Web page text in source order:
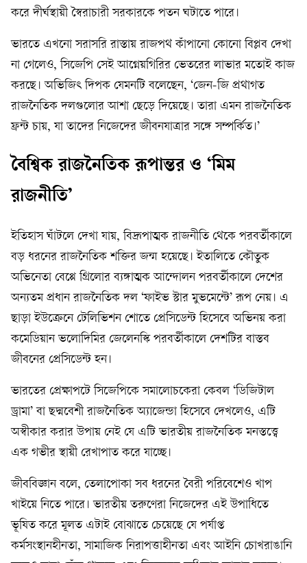
করে দীর্ঘস্থায়ী স্বৈরাচারী সরকারকে পতন ঘটাতে পারে।
ভারতে এখনো সরাসরি রাস্তায় রাজপথ কাঁপানো কোনো বিপ্লব দেখা
না গেলেও, সিজেপি সেই আগ্নেয়গিরির ভেতরের লাভার মতোই কাজ
করছে। অভিজিৎ দিপক যেমনটি বলেছেন, ‘জেন-জি প্রথাগত
রাজনৈতিক দলগুলোর আশা ছেড়ে দিয়েছে। তারা এমন রাজনৈতিক
ফ্রন্ট চায়, যা তাদের নিজেদের জীবনযাত্রার সঙ্গে সম্পর্কিত।’
বৈশ্বিক রাজনৈতিক রূপান্তর ও ‘মিম
রাজনীতি’
ইতিহাস ঘাঁটলে দেখা যায়, বিদ্রূপাত্মক রাজনীতি থেকে পরবর্তীকালে
বড় ধরনের রাজনৈতিক শক্তির জন্ম হয়েছে। ইতালিতে কৌতুক
অভিনেতা বেপ্পে গ্রিলোর ব্যঙ্গাত্মক আন্দোলন পরবর্তীকালে দেশের
অন্যতম প্রধান রাজনৈতিক দল ‘ফাইভ স্টার মুভমেন্টে’ রূপ নেয়। এ
ছাড়া ইউক্রেনে টেলিভিশন শোতে প্রেসিডেন্ট হিসেবে অভিনয় করা
কমেডিয়ান ভলোদিমির জেলেনস্কি পরবর্তীকালে দেশটির বাস্তব
জীবনের প্রেসিডেন্ট হন।
ভারতের প্রেক্ষাপটে সিজেপিকে সমালোচকেরা কেবল ‘ডিজিটাল
ড্রামা’ বা ছদ্মবেশী রাজনৈতিক অ্যাজেন্ডা হিসেবে দেখলেও, এটি
অস্বীকার করার উপায় নেই যে এটি ভারতীয় রাজনৈতিক মনস্তত্ত্বে
এক গভীর স্থায়ী রেখাপাত করে যাচ্ছে।
জীববিজ্ঞান বলে, তেলাপোকা সব ধরনের বৈরী পরিবেশেও খাপ
খাইয়ে নিতে পারে। ভারতীয় তরুণেরা নিজেদের এই উপাধিতে
ভূষিত করে মূলত এটাই বোঝাতে চেয়েছে যে পর্যাপ্ত
কর্মসংস্থানহীনতা, সামাজিক নিরাপত্তাহীনতা এবং আইনি চোখরাঙানি